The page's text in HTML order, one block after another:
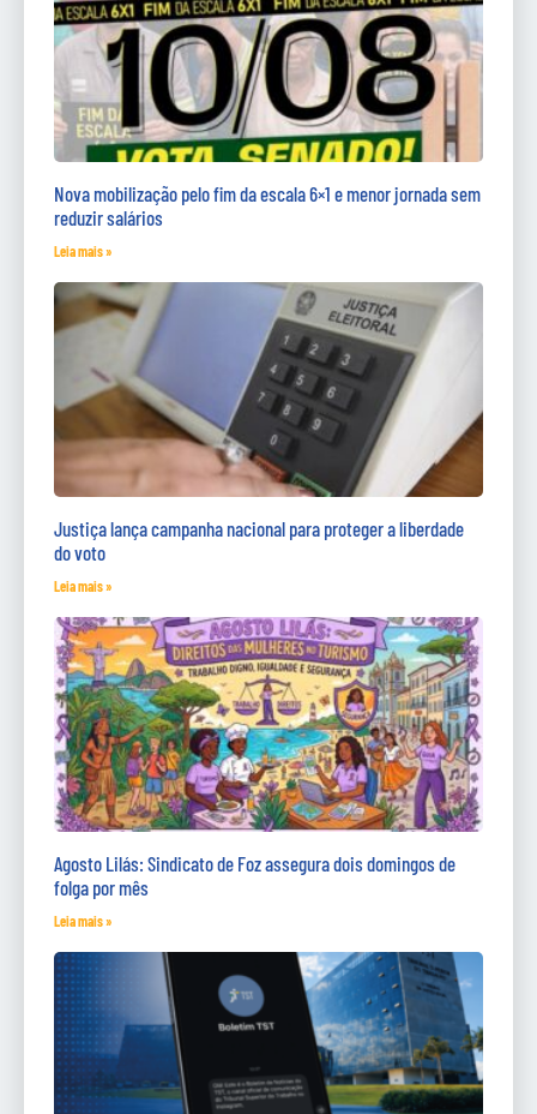
Nova mobilização pelo fim da escala 6×1 e menor jornada sem
reduzir salários
Leia mais »
Justiça lança campanha nacional para proteger a liberdade
do voto
Leia mais »
Agosto Lilás: Sindicato de Foz assegura dois domingos de
folga por mês
Leia mais »